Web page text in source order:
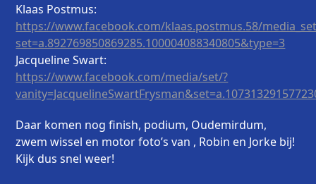
Klaas Postmus:
https://www.facebook.com/klaas.postmus.58/
set=a.892769850869285.100004088340805&type=3
Jacqueline Swart:
https://www.facebook.com/media/set/?
Daar komen nog finish, podium, Oudemirdum,
zwem wissel en motor foto’s van , Robin en Jorke bij!
Kijk dus snel weer!